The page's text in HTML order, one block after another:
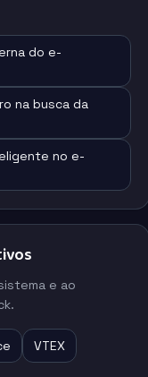
do e-
na busca da
no e-
e ao
VTEX